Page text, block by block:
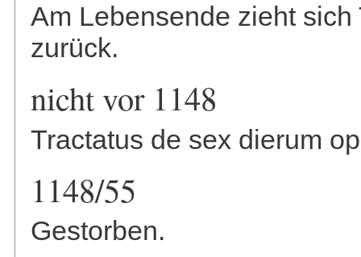
Am Lebensende zieht
zurück.
nicht vor 1148
Tractatus de sex dierum
1148/55
Gestorben.